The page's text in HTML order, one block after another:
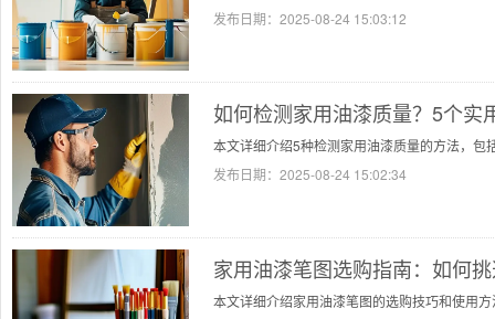
发布日期： 2025-08-24 15:03:12
如何检测家用油漆质量？5个实
本文详细介绍5种检测家用油漆质量的方法，
发布日期： 2025-08-24 15:02:34
家用油漆笔图选购指南：如何
本文详细介绍家用油漆笔图的选购技巧和使用